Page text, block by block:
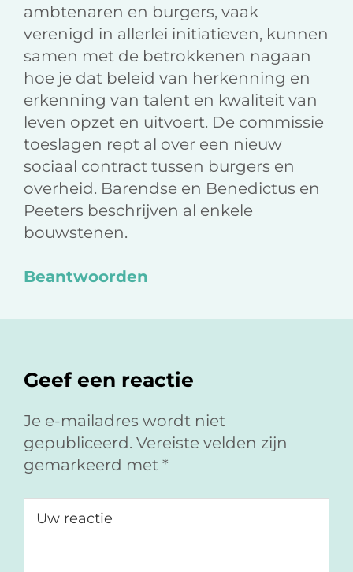
ambtenaren en burgers, vaak
verenigd in allerlei initiatieven, kunnen
samen met de betrokkenen nagaan
hoe je dat beleid van herkenning en
erkenning van talent en kwaliteit van
leven opzet en uitvoert. De commissie
toeslagen rept al over een nieuw
sociaal contract tussen burgers en
overheid. Barendse en Benedictus en
Peeters beschrijven al enkele
bouwstenen.
Beantwoorden
Geef een reactie
Je e-mailadres wordt niet
gepubliceerd. Vereiste velden zijn
gemarkeerd met *